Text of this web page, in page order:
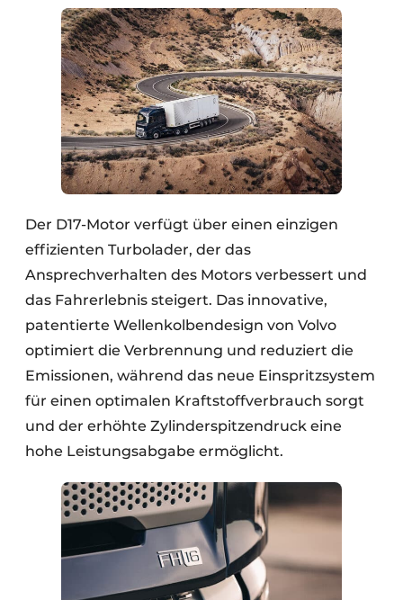
Der D17-Motor verfügt über einen einzigen
effizienten Turbolader, der das
Ansprechverhalten des Motors verbessert und
das Fahrerlebnis steigert. Das innovative,
patentierte Wellenkolbendesign von Volvo
optimiert die Verbrennung und reduziert die
Emissionen, während das neue Einspritzsystem
für einen optimalen Kraftstoffverbrauch sorgt
und der erhöhte Zylinderspitzendruck eine
hohe Leistungsabgabe ermöglicht.